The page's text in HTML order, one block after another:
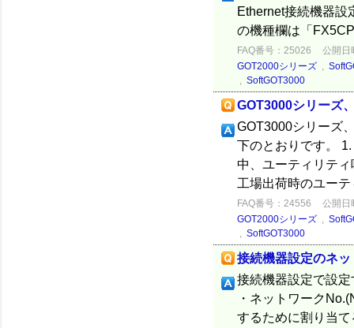
Ethernet接続機器設
の機種欄は「
FAQ番号：25026
公開日
GOT2000シリーズ ,
, SoftGOT3000
GOT3000シリーズ
GOT3000シリーズ
下のとおりです。
中、ユーティリテ
工場出荷時のユー
FAQ番号：24556
公開日
GOT2000シリーズ ,
, SoftGOT3000
接続機器設定のネ
接続機器設定で設
・ネットワーク
するために割り当